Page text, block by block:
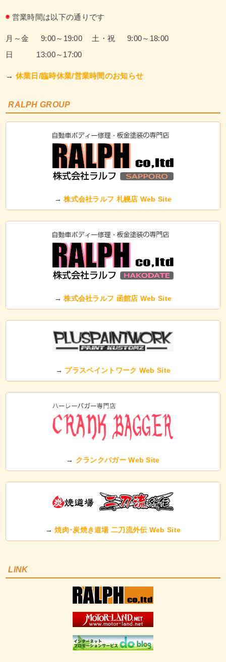
◉ 営業時間は以下の通りです
月～金 9:00～19:00
土・祝 9:00～18:00
日 13:00～17:00
→ 休業日/臨時休業/営業時間のお知らせ
RALPH GROUP
→株式会社ラルフ 札幌店 Web Site
→株式会社ラルフ 函館店 Web Site
→ プラスペイントワーク Web Site
→ クランクバガー Web Site
→焼肉･炭焼き道場 二刀流外伝 Web Site
LINK